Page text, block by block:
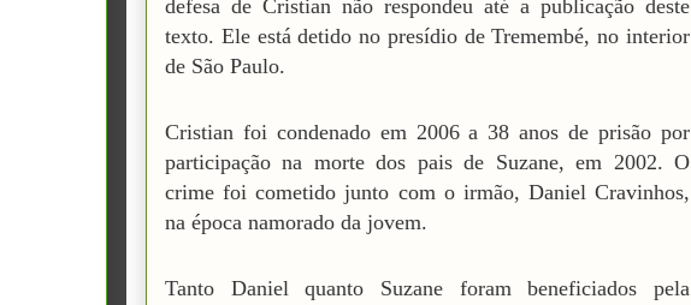
defesa de Cristian não respondeu até a publicação deste
texto. Ele está detido no presídio de Tremembé, no interior
de São Paulo.
Cristian foi condenado em 2006 a 38 anos de prisão por
participação na morte dos pais de Suzane, em 2002. O
crime foi cometido junto com o irmão, Daniel Cravinhos,
na época namorado da jovem.
Tanto Daniel quanto Suzane foram beneficiados pela